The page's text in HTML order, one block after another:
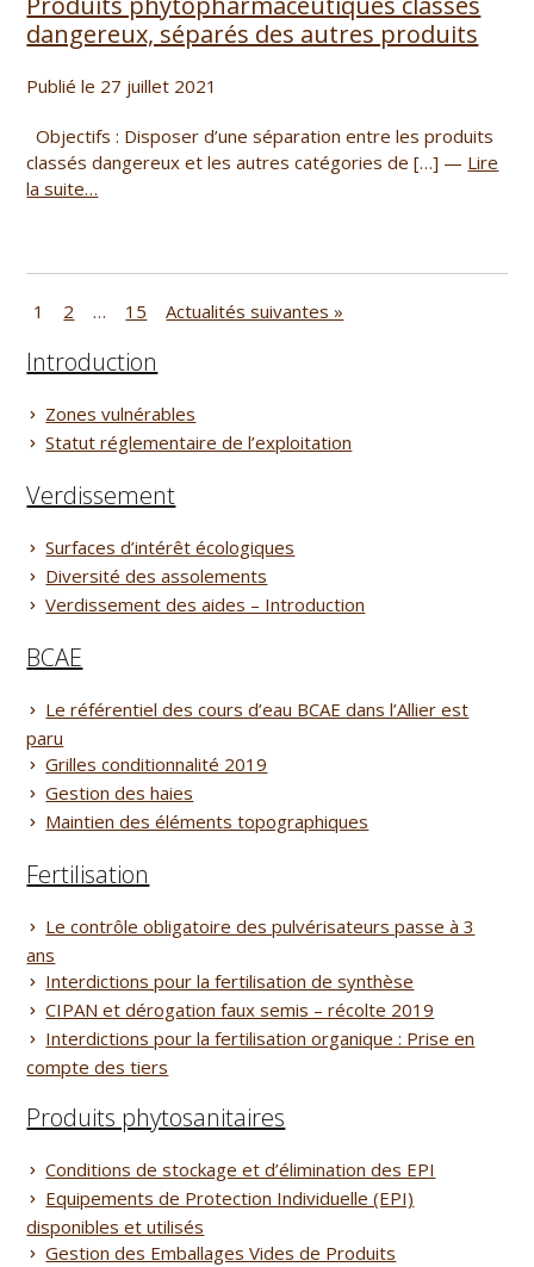
dangereux, séparés des autres produits
Publié le 27 juillet 2021
Objectifs : Disposer d’une séparation entre les produits
classés dangereux et les autres catégories de […] — Lire
la suite…
1 2 … 15 Actualités suivantes »
Introduction
Zones vulnérables
Statut réglementaire de l’exploitation
Verdissement
Surfaces d’intérêt écologiques
Diversité des assolements
Verdissement des aides – Introduction
BCAE
Le référentiel des cours d’eau BCAE dans l’Allier est
paru
Grilles conditionnalité 2019
Gestion des haies
Maintien des éléments topographiques
Fertilisation
Le contrôle obligatoire des pulvérisateurs passe à 3
ans
Interdictions pour la fertilisation de synthèse
CIPAN et dérogation faux semis – récolte 2019
Interdictions pour la fertilisation organique : Prise en
compte des tiers
Produits phytosanitaires
Conditions de stockage et d’élimination des EPI
Equipements de Protection Individuelle (EPI)
disponibles et utilisés
Gestion des Emballages Vides de Produits